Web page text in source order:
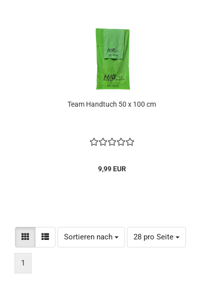
Team Handtuch 50 x 100 cm
9,99 EUR
Sortieren nach
Sortieren nach 28 pro Seite
pro Seite
1